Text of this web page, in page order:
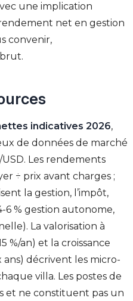
une implication
net en gestion
convenir,
indicatives 2026,
de données de marché
Les rendements
÷ prix avant charges ;
la gestion, l’impôt,
6 % gestion autonome,
La valorisation à
%/an) et la croissance
ans) décrivent les micro-
villa. Les postes de
et ne constituent pas un